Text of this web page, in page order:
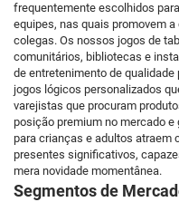
frequentemente escolhidos
equipes, nas quais promovem
colegas. Os nossos jogos de
comunitários, bibliotecas e
de entretenimento de
jogos lógicos personalizados
varejistas que procuram
posição premium no mercado
para crianças e adultos atraem
presentes significativos,
mera novidade momentânea.
Segmentos de